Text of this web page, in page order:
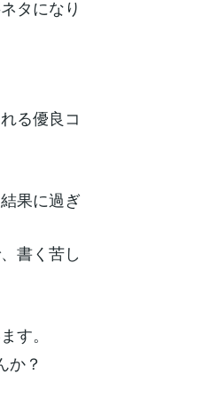
タになり
る優良コ
果に過ぎ
書く苦し
す。
か？